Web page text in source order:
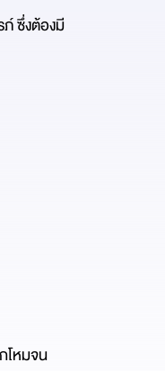
ภ์ ซึ่งต้องมี
โหมจน